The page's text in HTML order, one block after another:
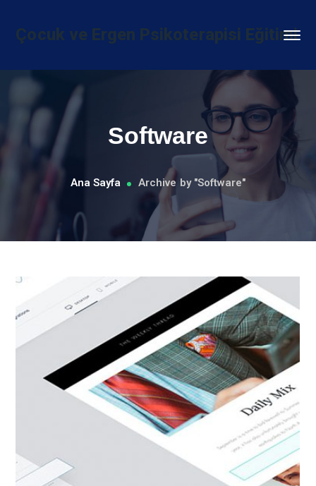
Çocuk ve Ergen Psikoterapisi Eğitimi
Software
Ana Sayfa Archive by "Software"